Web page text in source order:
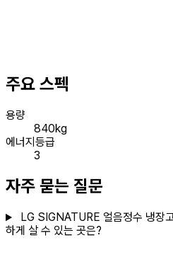
주요 스펙
용량
840kg
에너지등급
3
자주 묻는 질문
LG SIGNATURE 얼음정수 냉장
하게 살 수 있는 곳은?